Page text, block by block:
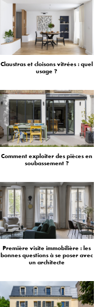
Claustras et cloisons vitrées : quel
usage ?
Comment exploiter des pièces en
soubassement ?
Première visite immobilière : les
bonnes questions à se poser avec
un architecte